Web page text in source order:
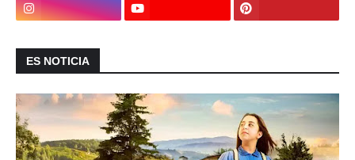
ES NOTICIA